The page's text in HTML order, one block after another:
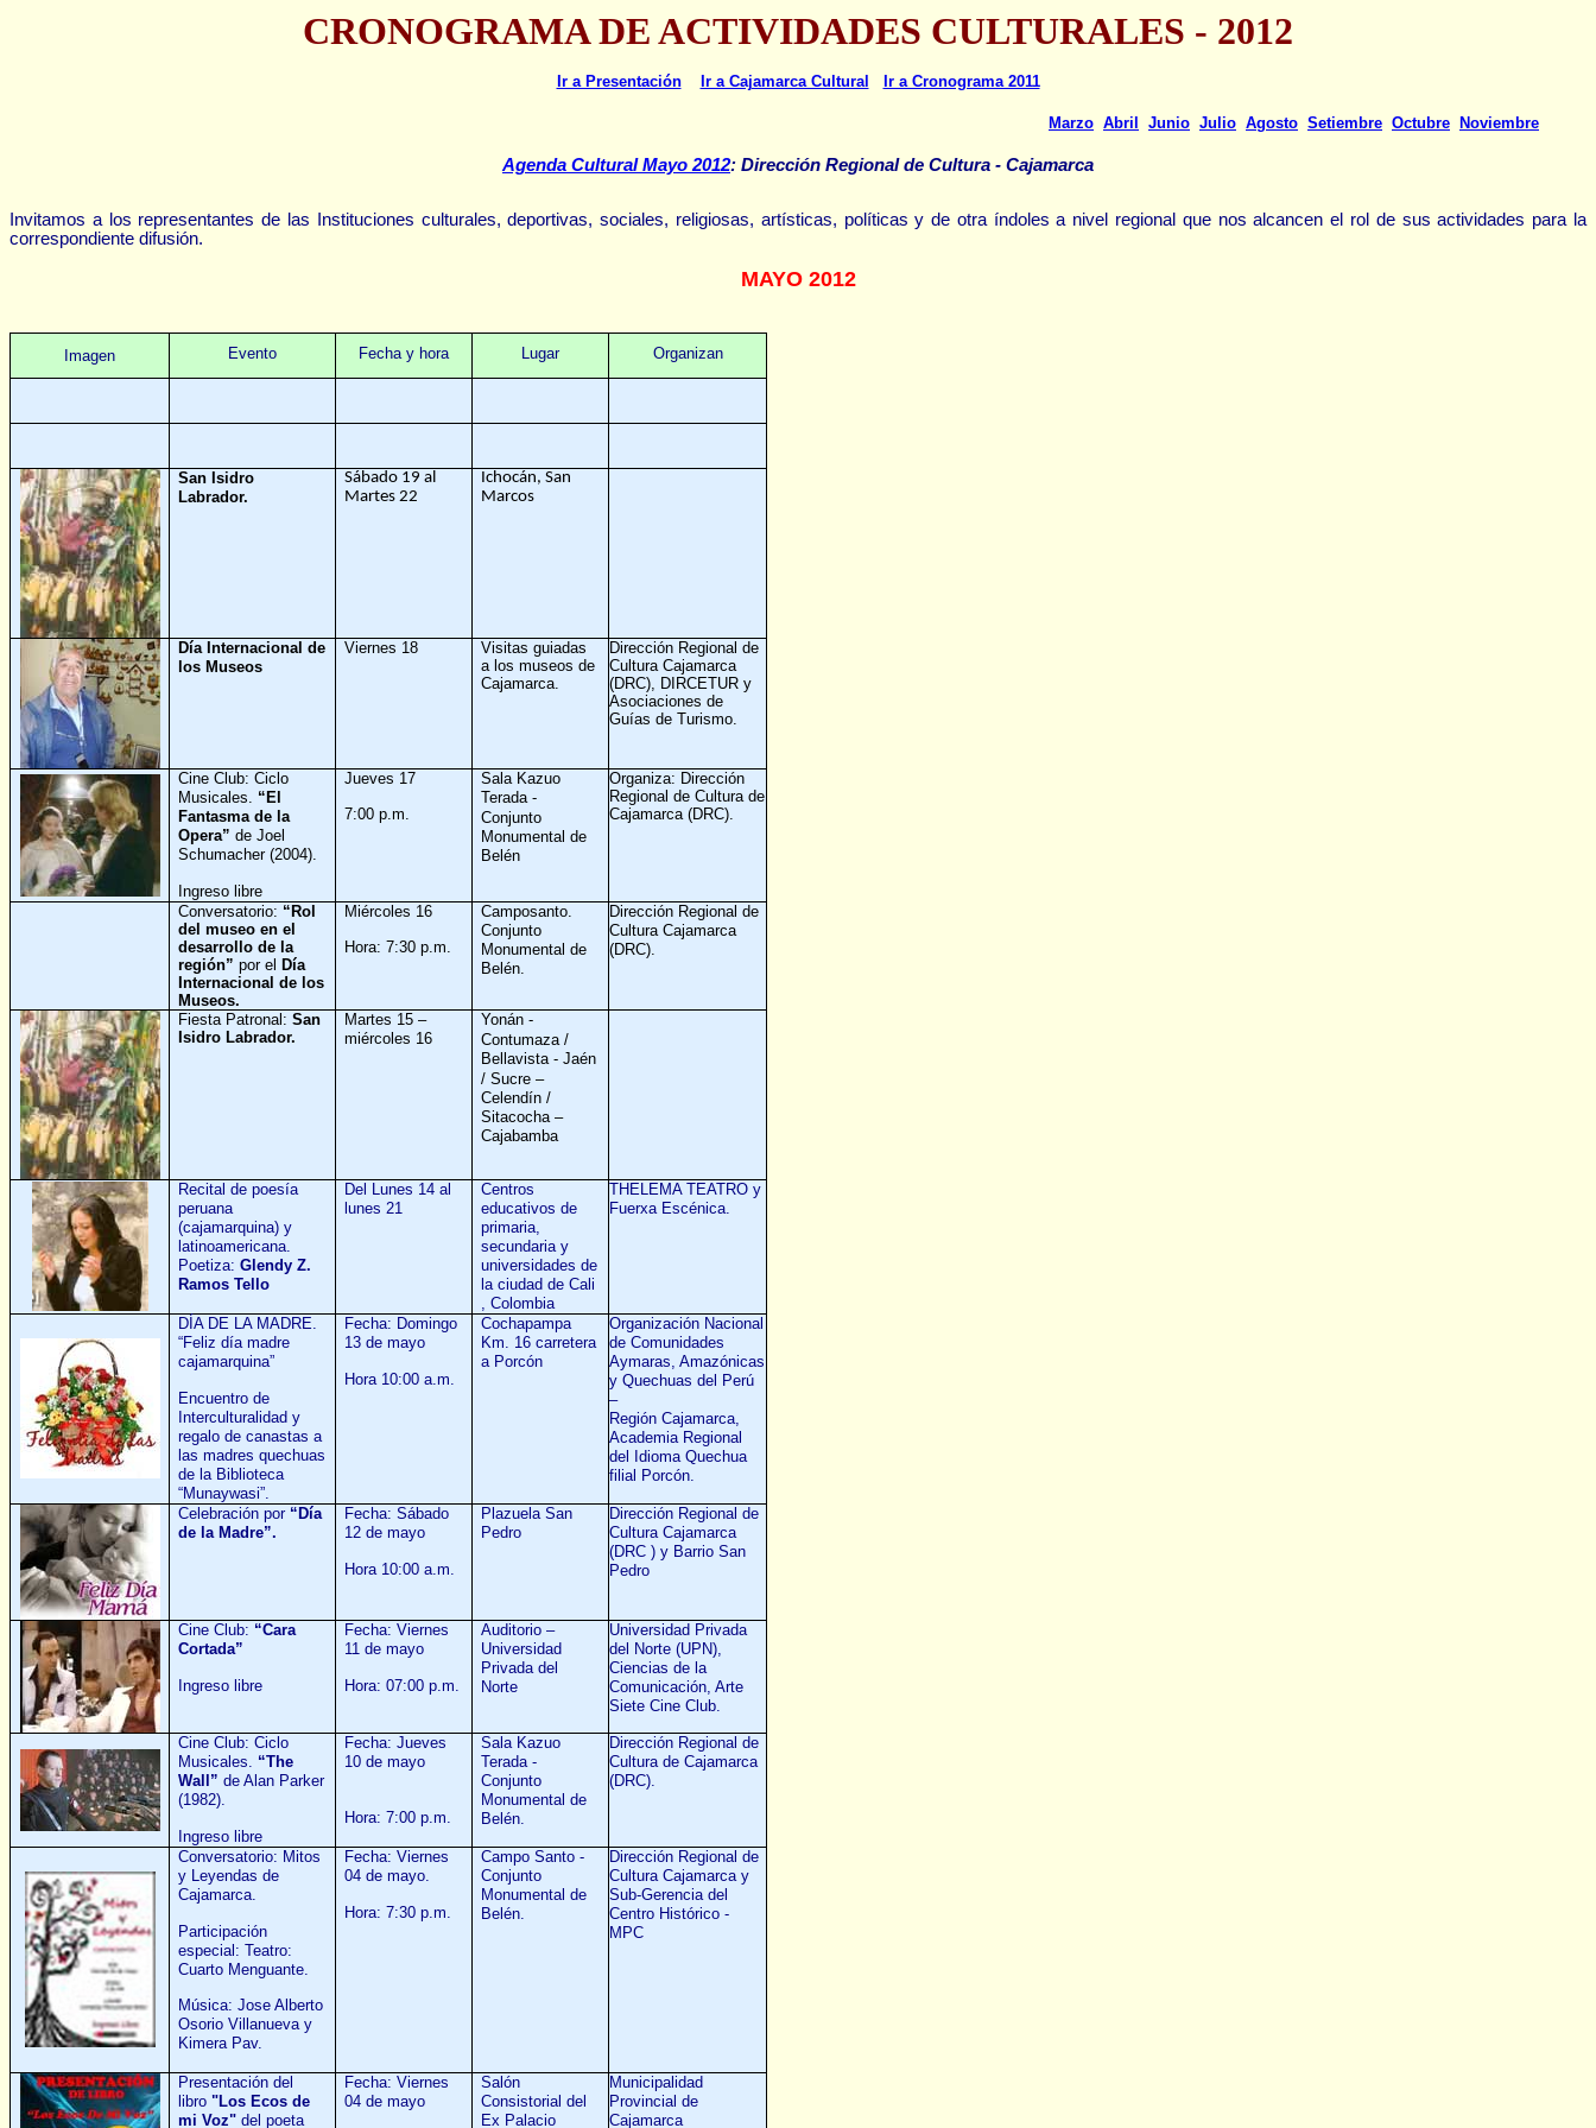
CRONOGRAMA DE ACTIVIDADES CULTURALES - 2012
Ir a Presentación Ir a Cajamarca Cultural Ir a Cronograma 2011
Marzo Abril Junio Julio Agosto Setiembre Octubre Noviembre
Agenda Cultural Mayo 2012: Dirección Regional de Cultura - Cajamarca
Invitamos a los representantes de las Instituciones culturales, deportivas, sociales, religiosas, artísticas, políticas y de otra índoles a nivel regional que nos alcancen el rol de sus actividades para la
correspondiente difusión.
MAYO2012
Imagen Evento Fecha y hora Lugar Organizan
San Isidro
Labrador.
Sábado 19 al
Martes 22
Ichocán, San
Marcos
Día Internacional de
los Museos
Viernes 18
Visitas guiadas
a los museos de
Cajamarca.
Dirección Regional de
Cultura Cajamarca
(DRC), DIRCETUR y
Asociaciones de
Guías de Turismo.
Cine Club: Ciclo
Musicales. “El
Fantasma de la
Opera” de Joel
Schumacher (2004).
Ingreso libre
Jueves 17
7:00 p.m.
Sala Kazuo
Terada‐
Conjunto
Monumental de
Belén
Organiza: Dirección
Regional de Cultura de
Cajamarca (DRC).
Conversatorio: “Rol
del museo en el
desarrollo de la
región” por el Día
Internacional de los
Museos.
Miércoles 16
Hora: 7:30 p.m.
Camposanto.
Conjunto
Monumental de
Belén.
Dirección Regional de
Cultura Cajamarca
(DRC).
Fiesta Patronal:San
Isidro Labrador.
Martes 15 –
miércoles 16
Yonán‐
Contumaza /
Bellavista‐ Jaén
/ Sucre –
Celendín /
Sitacocha –
Cajabamba
Recital de poesía
peruana
(cajamarquina) y
latinoamericana.
Poetiza:Glendy Z.
Ramos Tello
Del Lunes 14 al
lunes 21
Centros
educativos de
primaria,
secundaria y
universidades de
la ciudad de Cali
, Colombia
THELEMA TEATRO y
Fuerxa Escénica.
DÍA DE LA MADRE.
“Feliz día madre
cajamarquina”
Encuentro de
Interculturalidad y
regalo de canastas a
las madres quechuas
de la Biblioteca
“Munaywasi”.
Fecha: Domingo
13 de mayo
Hora 10:00 a.m.
Cochapampa
Km. 16 carretera
a Porcón
Organización Nacional
de Comunidades
Aymaras, Amazónicas
y Quechuas del Perú
–
Región Cajamarca,
Academia Regional
del Idioma Quechua
filial Porcón.
Celebración por “Día
de la Madre”.
Fecha: Sábado
12 de mayo
Hora 10:00 a.m.
Plazuela San
Pedro
Dirección Regional de
Cultura Cajamarca
(DRC ) y Barrio San
Pedro
Cine Club: “Cara
Cortada”
Ingreso libre
Fecha: Viernes
11 de mayo
Hora: 07:00 p.m.
Auditorio –
Universidad
Privada del
Norte
Universidad Privada
del Norte (UPN),
Ciencias de la
Comunicación, Arte
Siete Cine Club.
Cine Club: Ciclo
Musicales. “The
Wall”de Alan Parker
(1982).
Ingreso libre
Fecha: Jueves
10 de mayo
Hora: 7:00 p.m.
Sala Kazuo
Terada ‐
Conjunto
Monumental de
Belén.
Dirección Regional de
Cultura de Cajamarca
(DRC).
Conversatorio: Mitos
y Leyendas de
Cajamarca.
Participación
especial: Teatro:
Cuarto Menguante.
Música: Jose Alberto
Osorio Villanueva y
Kimera Pav.
Fecha: Viernes
04 de mayo.
Hora: 7:30 p.m.
Campo Santo -
Conjunto
Monumental de
Belén.
Dirección Regional de
Cultura Cajamarca y
Sub-Gerencia del
Centro Histórico -
MPC
Presentación del
libro"Los Ecos de
mi Voz"del poeta
Fecha: Viernes
04 de mayo
Salón
Consistorial del
Ex Palacio
Municipalidad
Provincial de
Cajamarca